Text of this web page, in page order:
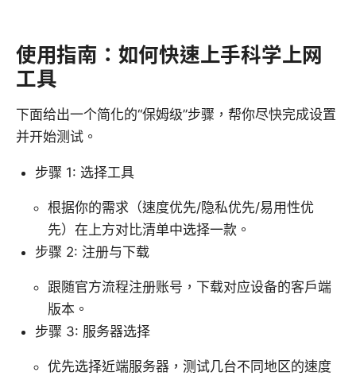
使用指南：如何快速上手科学上网
工具
下面给出一个简化的“保姆级”步骤，帮你尽快完成设置
并开始测试。
步骤 1: 选择工具
根据你的需求（速度优先/隐私优先/易用性优
先）在上方对比清单中选择一款。
步骤 2: 注册与下载
跟随官方流程注册账号，下载对应设备的客户端
版本。
步骤 3: 服务器选择
优先选择近端服务器，测试几台不同地区的速度